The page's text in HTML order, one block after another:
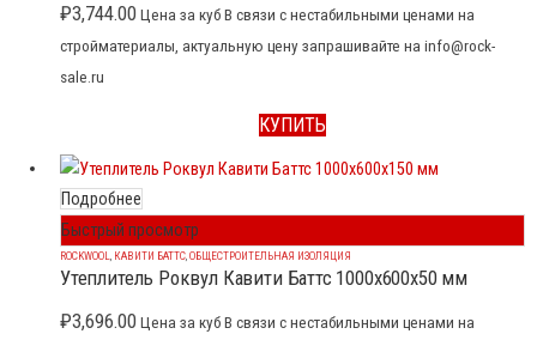
₽3,744.00 Цена за куб В связи с нестабильными ценами на
стройматериалы, актуальную цену запрашивайте на info@rock-
sale.ru
КУПИТЬ
Подробнее
Быстрый просмотр
ROCKWOOL КАВИТИ БАТТС ОБЩЕСТРОИТЕЛЬНАЯ ИЗОЛЯЦИЯ
Утеплитель Роквул Кавити Баттс 1000x600x50 мм
₽3,696.00 Цена за куб В связи с нестабильными ценами на